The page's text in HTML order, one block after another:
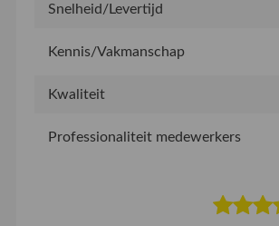
Snelheid/Levertijd
Kennis/Vakmanschap
Kwaliteit
Professionaliteit medewerkers